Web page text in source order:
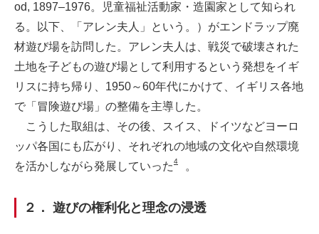
od, 1897–1976。児童福祉活動家・造園家として知られ
る。以下、「アレン夫人」という。）がエンドラップ廃
材遊び場を訪問した。アレン夫人は、戦災で破壊された
土地を子どもの遊び場として利用するという発想をイギ
リスに持ち帰り、1950～60年代にかけて、イギリス各地
で「冒険遊び場」の整備を主導した。
こうした取組は、その後、スイス、ドイツなどヨーロ
ッパ各国にも広がり、それぞれの地域の文化や自然環境
を活かしながら発展していった4 。
２． 遊びの権利化と理念の浸透